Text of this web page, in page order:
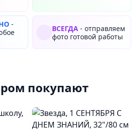
-
ВСЕГДА - отправляем
фото готовой работы
покупают